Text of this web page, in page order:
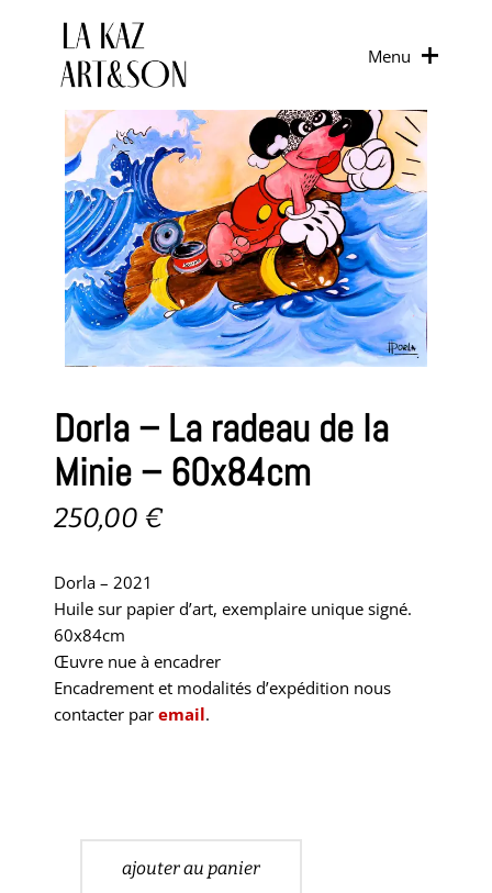
Menu
Dorla – La radeau de la
Minie – 60x84cm
250,00 €
Dorla – 2021
Huile sur papier d’art, exemplaire unique signé.
60x84cm
Œuvre nue à encadrer
Encadrement et modalités d’expédition nous
contacter par email.
ajouter au panier